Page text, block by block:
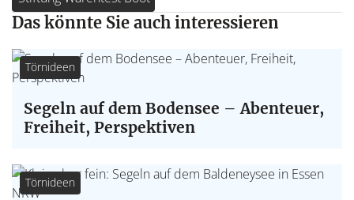
Das könnte Sie auch interessieren
Törnideen
Segeln auf dem Bodensee – Abenteuer,
Freiheit, Perspektiven
Törnideen